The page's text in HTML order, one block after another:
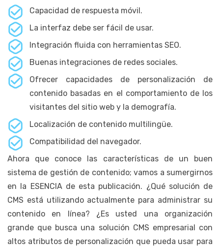
Capacidad de respuesta móvil.
La interfaz debe ser fácil de usar.
Integración fluida con herramientas SEO.
Buenas integraciones de redes sociales.
Ofrecer capacidades de personalización de
contenido basadas en el comportamiento de los
visitantes del sitio web y la demografía.
Localización de contenido multilingüe.
Compatibilidad del navegador.
Ahora que conoce las características de un buen
sistema de gestión de contenido; vamos a sumergirnos
en la ESENCIA de esta publicación. ¿Qué solución de
CMS está utilizando actualmente para administrar su
contenido en línea? ¿Es usted una organización
grande que busca una solución CMS empresarial con
altos atributos de personalización que pueda usar para